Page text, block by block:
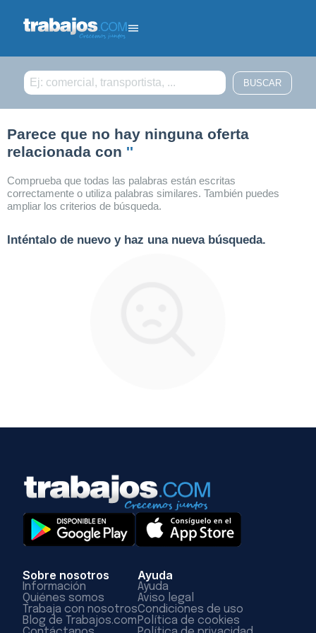
Parece que no hay ninguna oferta
relacionada con ''
Comprueba que todas las palabras están escritas
correctamente o utiliza palabras similares. También puedes
ampliar los criterios de búsqueda.
Inténtalo de nuevo y haz una nueva búsqueda.
Sobre nosotros
Información
Quiénes somos
Trabaja con nosotros
Blog de Trabajos.com
Ayuda
Ayuda
Aviso legal
Condiciones de uso
Política de cookies